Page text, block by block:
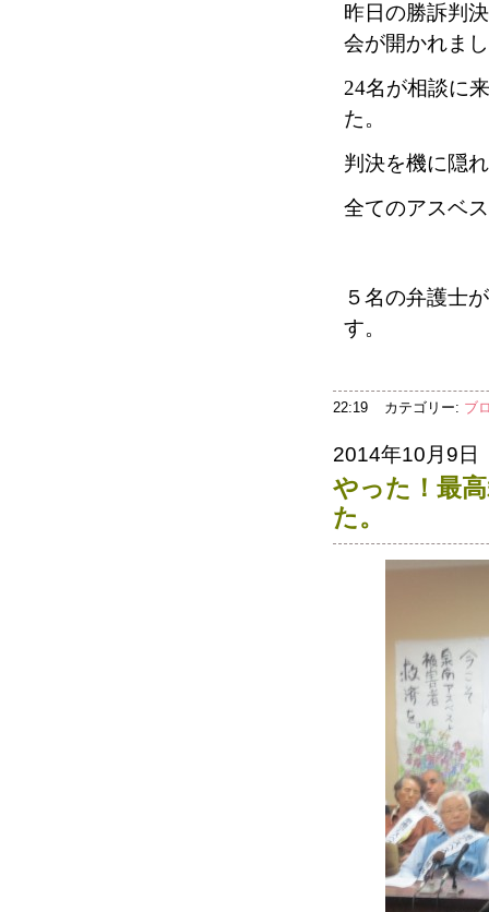
昨日の勝訴判
会が開かれま
24名が相談に
た。
判決を機に隠
全てのアスベ
５名の弁護士
す。
22:19 カテゴリー: ブ
2014年10月9日
やった！最
た。